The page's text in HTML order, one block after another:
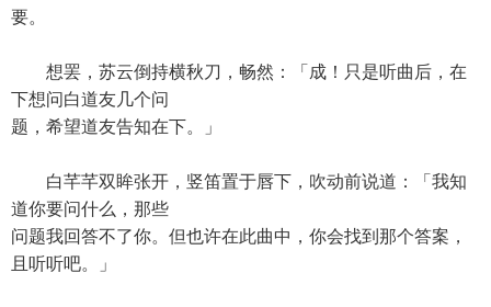
要。
想罢，苏云倒持横秋刀，畅然：「成！只是听曲后，在
下想问白道友几个问
题，希望道友告知在下。」
白芊芊双眸张开，竖笛置于唇下，吹动前说道：「我知
道你要问什么，那些
问题我回答不了你。但也许在此曲中，你会找到那个答案，
且听听吧。」